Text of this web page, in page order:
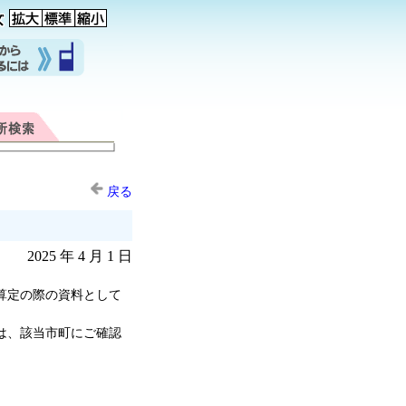
戻る
2025 年 4 月 1 日
定の際の資料として
、該当市町にご確認